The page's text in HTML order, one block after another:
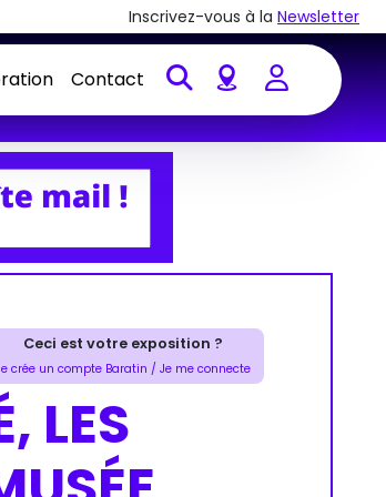
Inscrivez-vous à la Newsletter
Contact
Account
Ceci est votre exposition ?
crée un compte Baratin / Je me connecte
LES